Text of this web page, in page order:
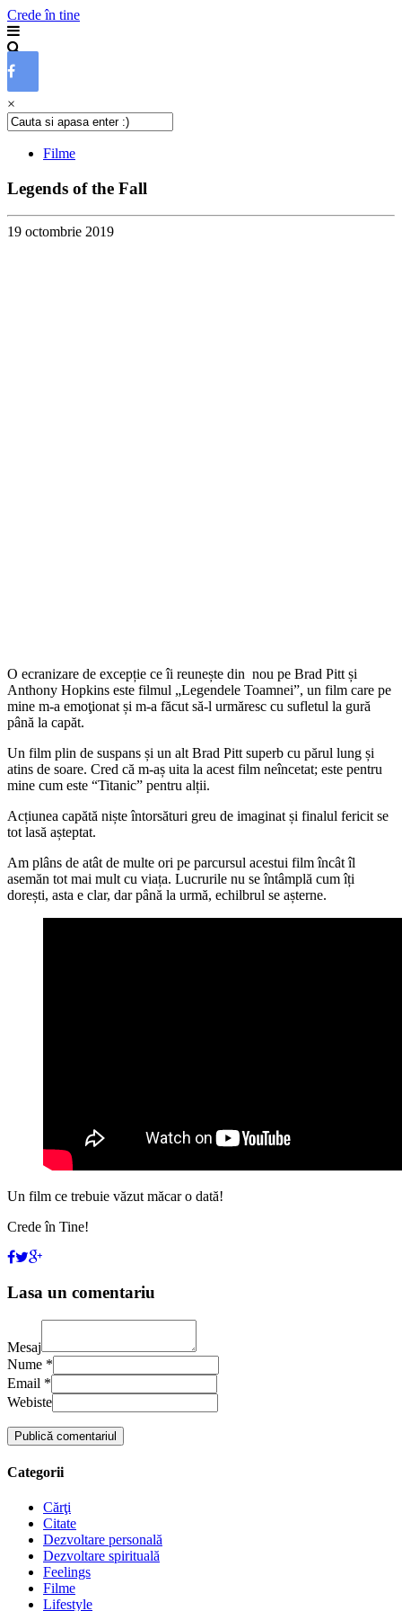
Crede în tine
×
Filme
Legends of the Fall
19 octombrie 2019
O ecranizare de excepție ce îi reunește din nou pe Brad Pitt și
Anthony Hopkins este filmul „Legendele Toamnei”, un film care pe
mine m-a emoţionat și m-a făcut să-l urmăresc cu sufletul la gură
până la capăt.
Un film plin de suspans și un alt Brad Pitt superb cu părul lung și
atins de soare. Cred că m-aș uita la acest film neîncetat; este pentru
mine cum este “Titanic” pentru alții.
Acțiunea capătă niște întorsături greu de imaginat și finalul fericit se
tot lasă așteptat.
Am plâns de atât de multe ori pe parcursul acestui film încât îl
asemăn tot mai mult cu viața. Lucrurile nu se întâmplă cum îți
dorești, asta e clar, dar până la urmă, echilbrul se așterne.
Un film ce trebuie văzut măcar o dată!
Crede în Tine!
Lasa un comentariu
Mesaj
Nume *
Email *
Webiste
Categorii
Cărţi
Citate
Dezvoltare personală
Dezvoltare spirituală
Feelings
Filme
Lifestyle